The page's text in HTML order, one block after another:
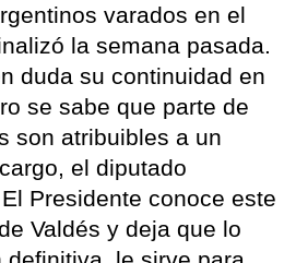
varados en el
la semana pasada.
duda su continuidad en
se sabe que parte de
son atribuibles a un
el diputado
Presidente conoce este
Valdés y deja que lo